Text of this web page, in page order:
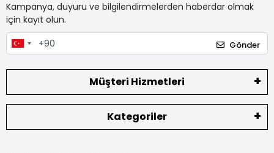
Kampanya, duyuru ve bilgilendirmelerden haberdar olmak
için kayıt olun.
Gönder
Müşteri Hizmetleri
Kategoriler